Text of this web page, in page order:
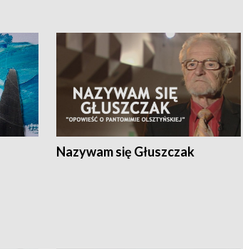
Nazywam się Głuszczak